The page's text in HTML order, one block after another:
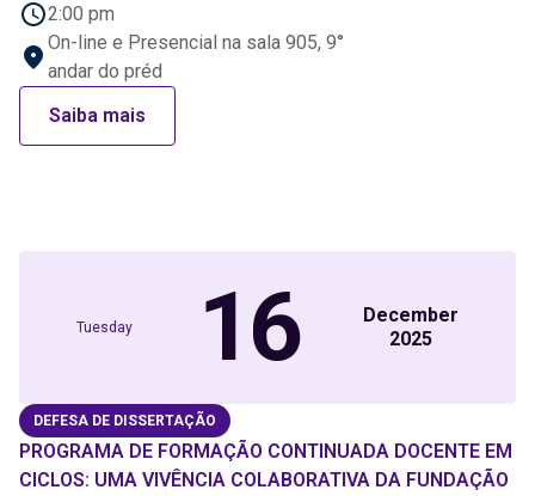
2:00 pm
On-line e Presencial na sala 905, 9°
andar do préd
Saiba mais
Tuesday 16
December
2025
DEFESA DE DISSERTAÇÃO
PROGRAMA DE FORMAÇÃO CONTINUADA DOCENTE EM
CICLOS: UMA VIVÊNCIA COLABORATIVA DA FUNDAÇÃO